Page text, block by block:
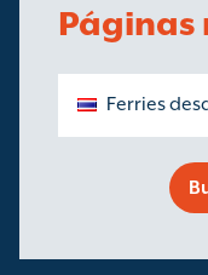
Páginas
Ferries